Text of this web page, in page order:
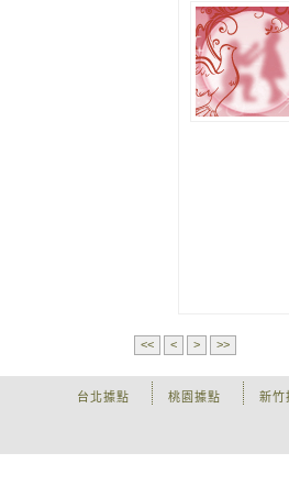
<< < > >>
新竹
桃園據點
台北據點